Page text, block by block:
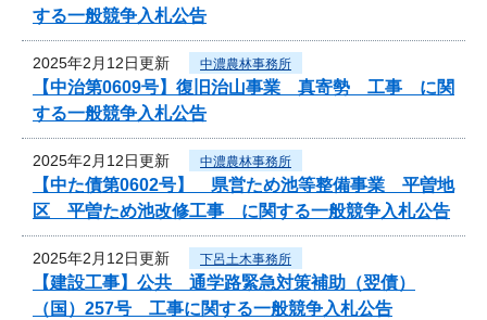
する一般競争入札公告
2025年2月12日更新 中濃農林事務所
【中治第0609号】復旧治山事業 真寄勢 工事 に関
する一般競争入札公告
2025年2月12日更新 中濃農林事務所
【中た債第0602号】 県営ため池等整備事業 平曽地
区 平曽ため池改修工事 に関する一般競争入札公告
2025年2月12日更新 下呂土木事務所
【建設工事】公共 通学路緊急対策補助（翌債）
（国）257号 工事に関する一般競争入札公告